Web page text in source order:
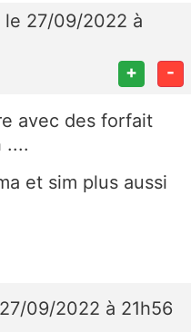
le 27/09/2022 à
+ -
avec des forfait
....
et sim plus aussi
09/2022 à 21h56